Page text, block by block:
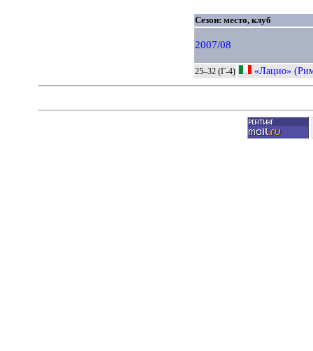
Сезон: место, клуб
2007/08
25–32 (Г-4) «Лацио»